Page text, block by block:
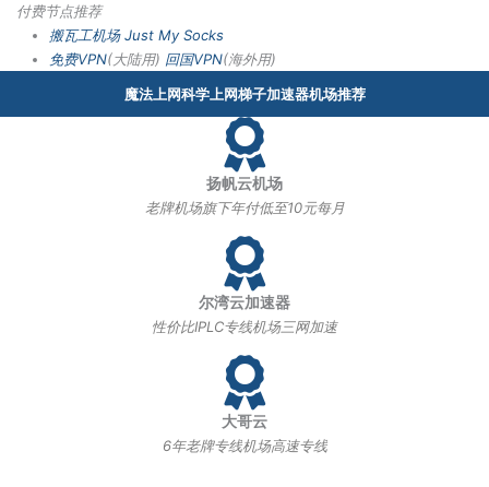
付费节点推荐
搬瓦工机场 Just My Socks
免费VPN(大陆用) 回国VPN(海外用)
魔法上网科学上网梯子加速器机场推荐
扬帆云机场
老牌机场旗下年付低至10元每月
尔湾云加速器
性价比IPLC专线机场三网加速
大哥云
6年老牌专线机场高速专线